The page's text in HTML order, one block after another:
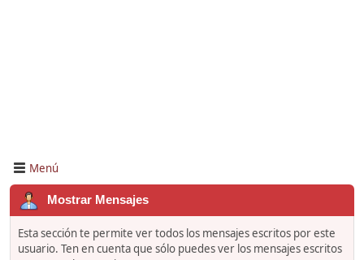
Menú
Mostrar Mensajes
Esta sección te permite ver todos los mensajes escritos por este
usuario. Ten en cuenta que sólo puedes ver los mensajes escritos